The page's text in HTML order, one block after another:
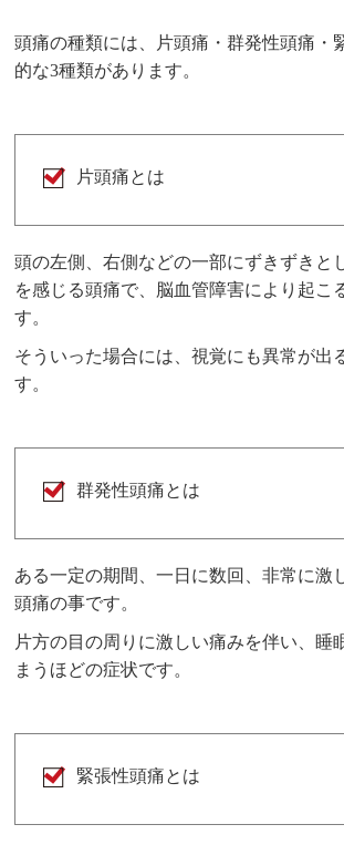
頭痛の種類には、片頭痛・群発性頭痛・
的な3種類があります。
片頭痛とは
頭の左側、右側などの一部にずきずきと
を感じる頭痛で、脳血管障害により起こ
す。
そういった場合には、視覚にも異常が出
す。
群発性頭痛とは
ある一定の期間、一日に数回、非常に激
頭痛の事です。
片方の目の周りに激しい痛みを伴い、睡
まうほどの症状です。
緊張性頭痛とは